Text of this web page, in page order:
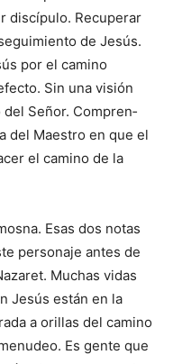
discípulo. Re­cuperar
de Jesús.
por el camino
Sin una visión
del Señor. Compren­
del Maestro en que el
el camino de la
Esas dos notas
personaje antes de
Muchas vidas
Jesús están en la
a orillas del camino
Es gente que